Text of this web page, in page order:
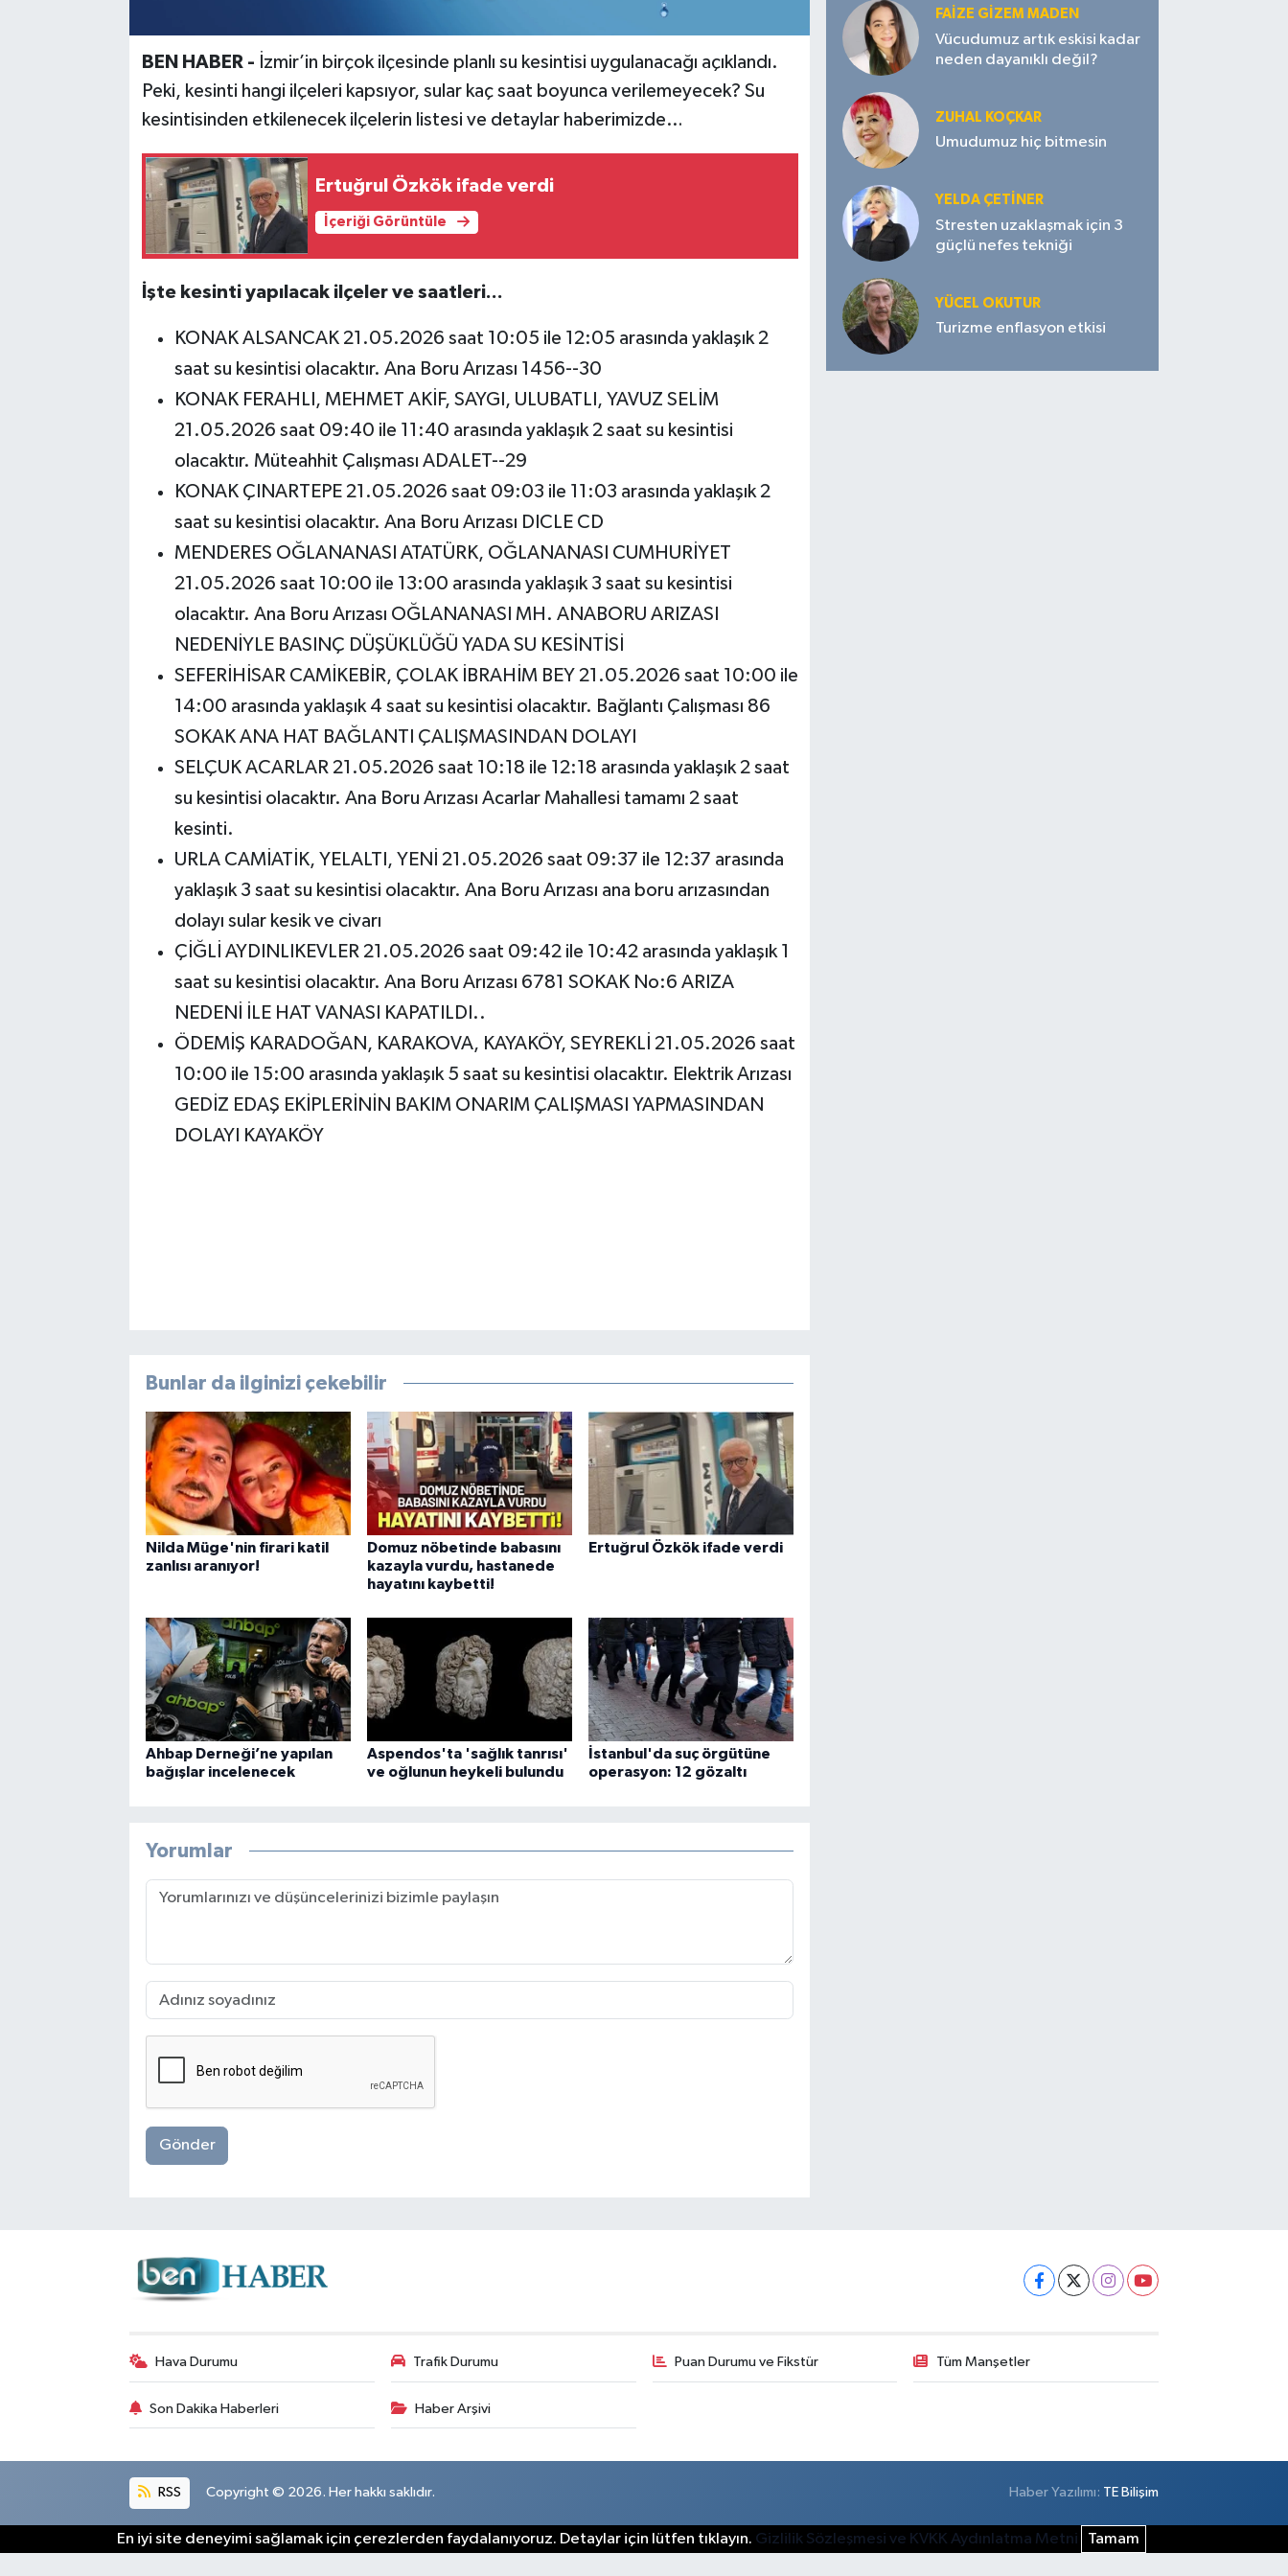
BEN HABER - İzmir’in birçok ilçesinde planlı su kesintisi uygulanacağı açıklandı.
Peki, kesinti hangi ilçeleri kapsıyor, sular kaç saat boyunca verilemeyecek? Su
kesintisinden etkilenecek ilçelerin listesi ve detaylar haberimizde…
Ertuğrul Özkök ifade verdi
İçeriği Görüntüle
İşte kesinti yapılacak ilçeler ve saatleri...
KONAK ALSANCAK 21.05.2026 saat 10:05 ile 12:05 arasında yaklaşık 2
saat su kesintisi olacaktır. Ana Boru Arızası 1456--30
KONAK FERAHLI, MEHMET AKİF, SAYGI, ULUBATLI, YAVUZ SELİM
21.05.2026 saat 09:40 ile 11:40 arasında yaklaşık 2 saat su kesintisi
olacaktır. Müteahhit Çalışması ADALET--29
KONAK ÇINARTEPE 21.05.2026 saat 09:03 ile 11:03 arasında yaklaşık 2
saat su kesintisi olacaktır. Ana Boru Arızası DICLE CD
MENDERES OĞLANANASI ATATÜRK, OĞLANANASI CUMHURİYET
21.05.2026 saat 10:00 ile 13:00 arasında yaklaşık 3 saat su kesintisi
olacaktır. Ana Boru Arızası OĞLANANASI MH. ANABORU ARIZASI
NEDENİYLE BASINÇ DÜŞÜKLÜĞÜ YADA SU KESİNTİSİ
SEFERİHİSAR CAMİKEBİR, ÇOLAK İBRAHİM BEY 21.05.2026 saat 10:00 ile
14:00 arasında yaklaşık 4 saat su kesintisi olacaktır. Bağlantı Çalışması 86
SOKAK ANA HAT BAĞLANTI ÇALIŞMASINDAN DOLAYI
SELÇUK ACARLAR 21.05.2026 saat 10:18 ile 12:18 arasında yaklaşık 2 saat
su kesintisi olacaktır. Ana Boru Arızası Acarlar Mahallesi tamamı 2 saat
kesinti.
URLA CAMİATİK, YELALTI, YENİ 21.05.2026 saat 09:37 ile 12:37 arasında
yaklaşık 3 saat su kesintisi olacaktır. Ana Boru Arızası ana boru arızasından
dolayı sular kesik ve civarı
ÇİĞLİ AYDINLIKEVLER 21.05.2026 saat 09:42 ile 10:42 arasında yaklaşık 1
saat su kesintisi olacaktır. Ana Boru Arızası 6781 SOKAK No:6 ARIZA
NEDENİ İLE HAT VANASI KAPATILDI..
ÖDEMİŞ KARADOĞAN, KARAKOVA, KAYAKÖY, SEYREKLİ 21.05.2026 saat
10:00 ile 15:00 arasında yaklaşık 5 saat su kesintisi olacaktır. Elektrik Arızası
GEDİZ EDAŞ EKİPLERİNİN BAKIM ONARIM ÇALIŞMASI YAPMASINDAN
DOLAYI KAYAKÖY
Bunlar da ilginizi çekebilir
Nilda Müge'nin firari katil
zanlısı aranıyor!
Domuz nöbetinde babasını
kazayla vurdu, hastanede
hayatını kaybetti!
Ertuğrul Özkök ifade verdi
Ahbap Derneği’ne yapılan
bağışlar incelenecek
Aspendos'ta 'sağlık tanrısı'
ve oğlunun heykeli bulundu
İstanbul'da suç örgütüne
operasyon: 12 gözaltı
Yorumlar
Gönder
FAIZE GIZEM MADEN
Vücudumuz artık eskisi kadar
neden dayanıklı değil?
ZUHAL KOÇKAR
Umudumuz hiç bitmesin
YELDA ÇETİNER
Stresten uzaklaşmak için 3
güçlü nefes tekniği
YÜCEL OKUTUR
Turizme enflasyon etkisi
Hava Durumu Trafik Durumu Puan Durumu ve Fikstür Tüm Manşetler
Son Dakika Haberleri Haber Arşivi
RSS Copyright © 2026. Her hakkı saklıdır. Haber Yazılımı: TE Bilişim
En iyi site deneyimi sağlamak için çerezlerden faydalanıyoruz. Detaylar için lütfen tıklayın. Gizlilik Sözleşmesi ve KVKK Aydınlatma Metni Tamam